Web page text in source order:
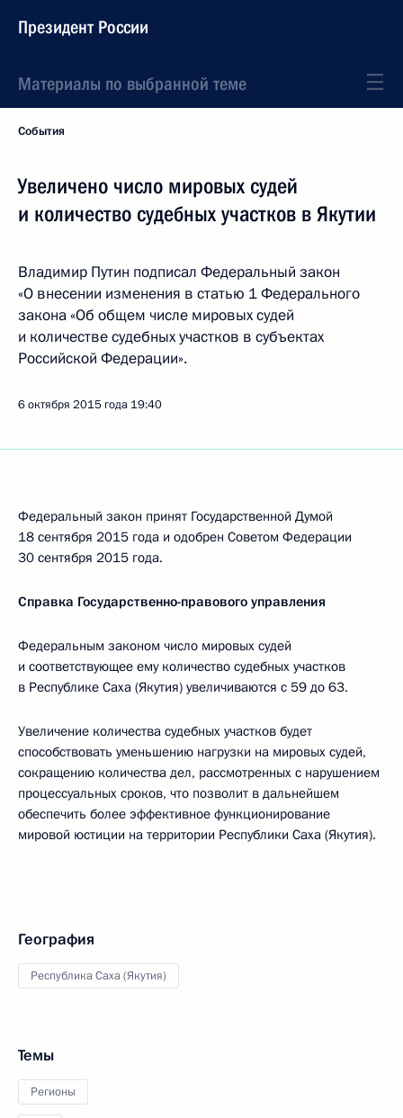
Президент России
Материалы по выбранной теме
События
Увеличено число мировых судей
и количество судебных участков в Якутии
Владимир Путин подписал Федеральный закон
«О внесении изменения в статью 1 Федерального
закона «Об общем числе мировых судей
и количестве судебных участков в субъектах
Российской Федерации».
6 октября 2015 года 19:40
Федеральный закон принят Государственной Думой
18 сентября 2015 года и одобрен Советом Федерации
30 сентября 2015 года.
Справка Государственно-правового управления
Федеральным законом число мировых судей
и соответствующее ему количество судебных участков
в Республике Саха (Якутия) увеличиваются с 59 до 63.
Увеличение количества судебных участков будет
способствовать уменьшению нагрузки на мировых судей,
сокращению количества дел, рассмотренных с нарушением
процессуальных сроков, что позволит в дальнейшем
обеспечить более эффективное функционирование
мировой юстиции на территории Республики Саха (Якутия).
География
Республика Саха (Якутия)
Темы
Регионы